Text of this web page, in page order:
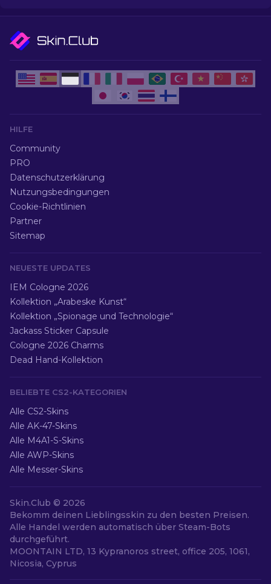
HILFE
Community
PRO
Datenschutzerklärung
Nutzungsbedingungen
Cookie-Richtlinien
Partner
Sitemap
NEUESTE UPDATES
IEM Cologne 2026
Kollektion „Arabeske Kunst“
Kollektion „Spionage und Technologie“
Jackass Sticker Capsule
Cologne 2026 Charms
Dead Hand-Kollektion
BELIEBTE CS2-KATEGORIEN
Alle CS2-Skins
Alle AK-47-Skins
Alle M4A1-S-Skins
Alle AWP-Skins
Alle Messer-Skins
Skin.Club © 2026
Bekomm deinen Lieblingsskin zu den besten Preisen.
Alle Handel werden automatisch über Steam-Bots
durchgeführt.
MOONTAIN LTD, 13 Kypranoros street, office 205, 1061,
Nicosia, Cyprus